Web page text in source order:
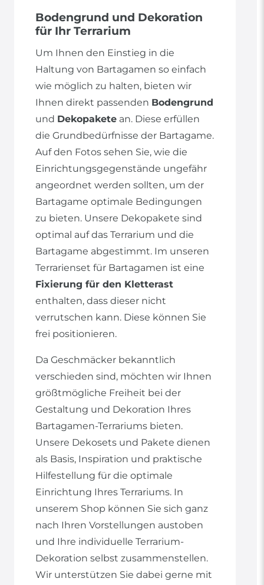
Bodengrund und Dekoration
für Ihr Terrarium
Um Ihnen den Einstieg in die
Haltung von Bartagamen so einfach
wie möglich zu halten, bieten wir
Ihnen direkt passenden Bodengrund
und Dekopakete an. Diese erfüllen
die Grundbedürfnisse der Bartagame.
Auf den Fotos sehen Sie, wie die
Einrichtungsgegenstände ungefähr
angeordnet werden sollten, um der
Bartagame optimale Bedingungen
zu bieten. Unsere Dekopakete sind
optimal auf das Terrarium und die
Bartagame abgestimmt. Im unseren
Terrarienset für Bartagamen ist eine
Fixierung für den Kletterast
enthalten, dass dieser nicht
verrutschen kann. Diese können Sie
frei positionieren.
Da Geschmäcker bekanntlich
verschieden sind, möchten wir Ihnen
größtmögliche Freiheit bei der
Gestaltung und Dekoration Ihres
Bartagamen-Terrariums bieten.
Unsere Dekosets und Pakete dienen
als Basis, Inspiration und praktische
Hilfestellung für die optimale
Einrichtung Ihres Terrariums. In
unserem Shop können Sie sich ganz
nach Ihren Vorstellungen austoben
und Ihre individuelle Terrarium-
Dekoration selbst zusammenstellen.
Wir unterstützen Sie dabei gerne mit